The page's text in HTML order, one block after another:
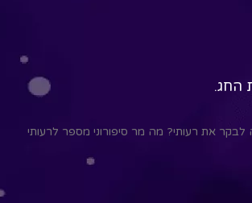
החג.
את רעותי? מה מר סיפורוני מספר לרעותי